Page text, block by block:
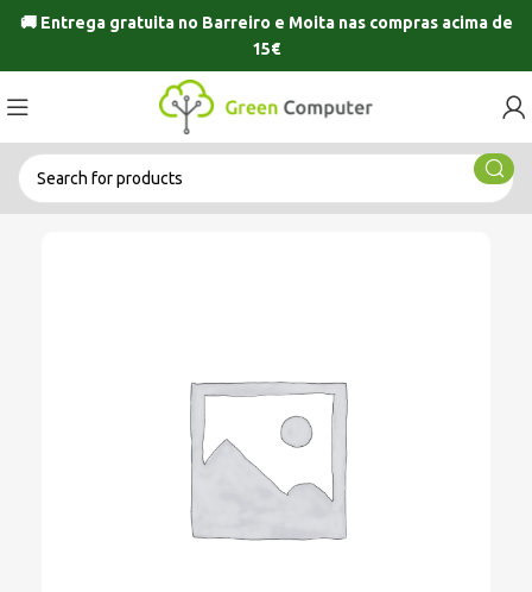
🚚 Entrega gratuita no Barreiro e Moitanas compras acima de
15€